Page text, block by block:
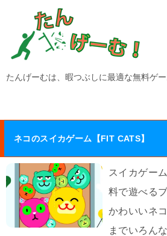
たんげーむは、暇つぶしに最適な無料ゲ
ネコのスイカゲーム【FIT CATS】
スイカゲー
料で遊べる
かわいいネ
までいろん